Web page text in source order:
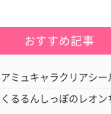
おすすめ記事
ュキャラクリアシー
るるんしっぽのレオン